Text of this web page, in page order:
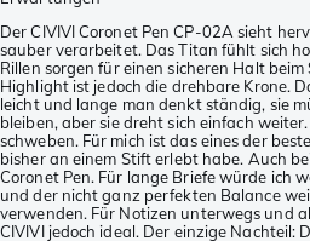
Der CIVIVI Coronet Pen CP-02A sieht
sauber verarbeitet. Das Titan fühlt sich
Rillen sorgen für einen sicheren Halt
Highlight ist jedoch die drehbare Krone.
leicht und lange man denkt ständig, sie
bleiben, aber sie dreht sich einfach
schweben. Für mich ist das eines der
bisher an einem Stift erlebt habe. Auch
Coronet Pen. Für lange Briefe würde ich
und der nicht ganz perfekten Balance
verwenden. Für Notizen unterwegs und
CIVIVI jedoch ideal. Der einzige Nachteil: